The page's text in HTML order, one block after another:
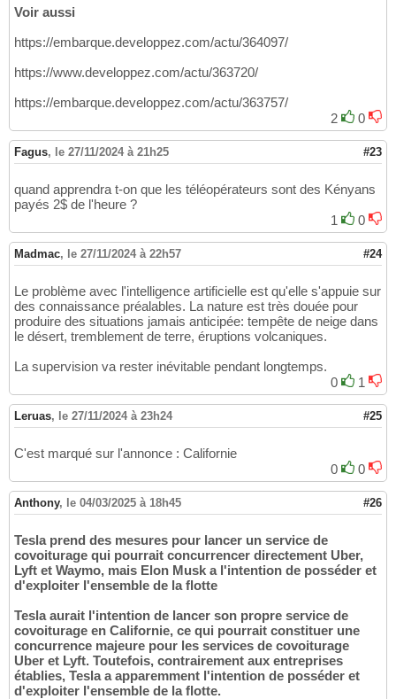
Voir aussi
https://embarque.developpez.com/actu/364097/
https://www.developpez.com/actu/363720/
https://embarque.developpez.com/actu/363757/
2
0
Fagus, le 27/11/2024 à 21h25 #23
quand apprendra t-on que les téléopérateurs sont des Kényans
payés 2$ de l'heure ?
1
0
Madmac, le 27/11/2024 à 22h57 #24
Le problème avec l'intelligence artificielle est qu'elle s'appuie sur
des connaissance préalables. La nature est très douée pour
produire des situations jamais anticipée: tempête de neige dans
le désert, tremblement de terre, éruptions volcaniques.
La supervision va rester inévitable pendant longtemps.
0
1
Leruas, le 27/11/2024 à 23h24 #25
C'est marqué sur l'annonce : Californie
0
0
Anthony, le 04/03/2025 à 18h45 #26
Tesla prend des mesures pour lancer un service de
covoiturage qui pourrait concurrencer directement Uber,
Lyft et Waymo, mais Elon Musk a l'intention de posséder et
d'exploiter l'ensemble de la flotte
Tesla aurait l'intention de lancer son propre service de
covoiturage en Californie, ce qui pourrait constituer une
concurrence majeure pour les services de covoiturage
Uber et Lyft. Toutefois, contrairement aux entreprises
établies, Tesla a apparemment l'intention de posséder et
d'exploiter l'ensemble de la flotte.